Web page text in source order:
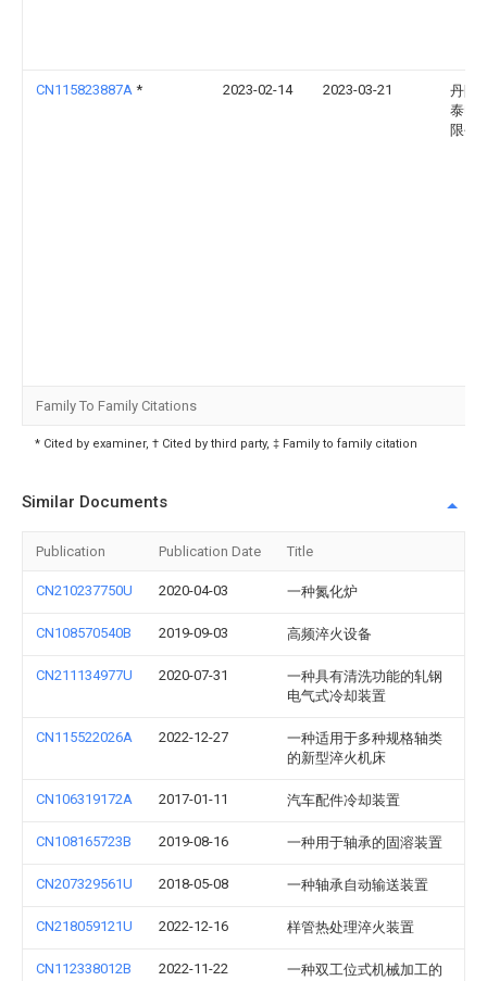
CN115823887A * 2023-02-14 2023-03-21
丹阳
泰电
限公
Family To Family Citations
* Cited by examiner, † Cited by third party, ‡ Family to family citation
Similar Documents
Publication Publication Date Title
CN210237750U 2020-04-03 一种氮化炉
CN108570540B 2019-09-03 高频淬火设备
CN211134977U 2020-07-31
一种具有清洗功能的轧钢
电气式冷却装置
CN115522026A 2022-12-27
一种适用于多种规格轴类
的新型淬火机床
CN106319172A 2017-01-11 汽车配件冷却装置
CN108165723B 2019-08-16 一种用于轴承的固溶装置
CN207329561U 2018-05-08 一种轴承自动输送装置
CN218059121U 2022-12-16 样管热处理淬火装置
CN112338012B 2022-11-22
一种双工位式机械加工的